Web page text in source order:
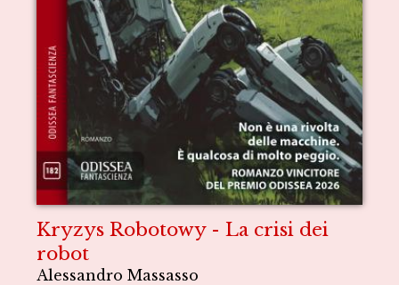
Kryzys Robotowy - La crisi dei
robot
Alessandro Massasso